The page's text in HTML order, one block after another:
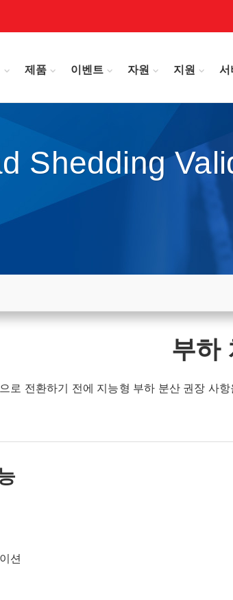
제품 이벤트 자원 지원 서
Shedding
부하
로 전환하기 전에 지능형 부하 분산 권장 사
션